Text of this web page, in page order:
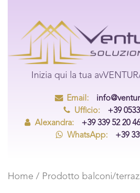
Inizia qui la tua
Email:
Ufficio:
+39
Alexandra:
+39 339 52 20
WhatsApp:
+39
Home / Prodotto balconi/